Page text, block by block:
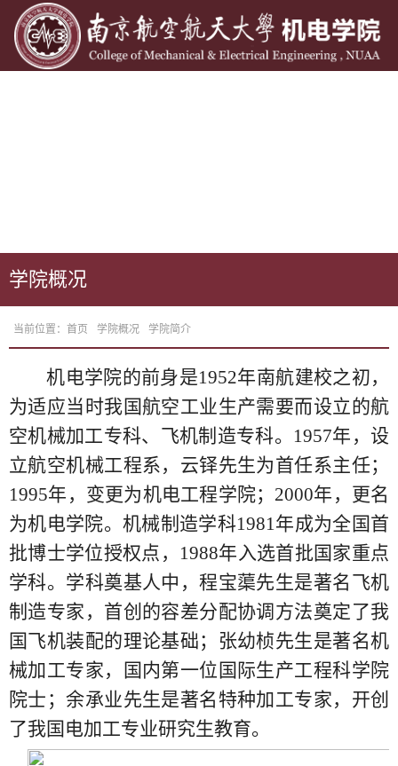
学院概况
当前位置： 首页 学院概况 学院简介
机电学院的前身是1952年南航建校之初，
为适应当时我国航空工业生产需要而设立的航
空机械加工专科、飞机制造专科。1957年，设
立航空机械工程系，云铎先生为首任系主任；
1995年，变更为机电工程学院；2000年，更名
为机电学院。机械制造学科1981年成为全国首
批博士学位授权点，1988年入选首批国家重点
学科。学科奠基人中，程宝蕖先生是著名飞机
制造专家，首创的容差分配协调方法奠定了我
国飞机装配的理论基础；张幼桢先生是著名机
械加工专家，国内第一位国际生产工程科学院
院士；余承业先生是著名特种加工专家，开创
了我国电加工专业研究生教育。